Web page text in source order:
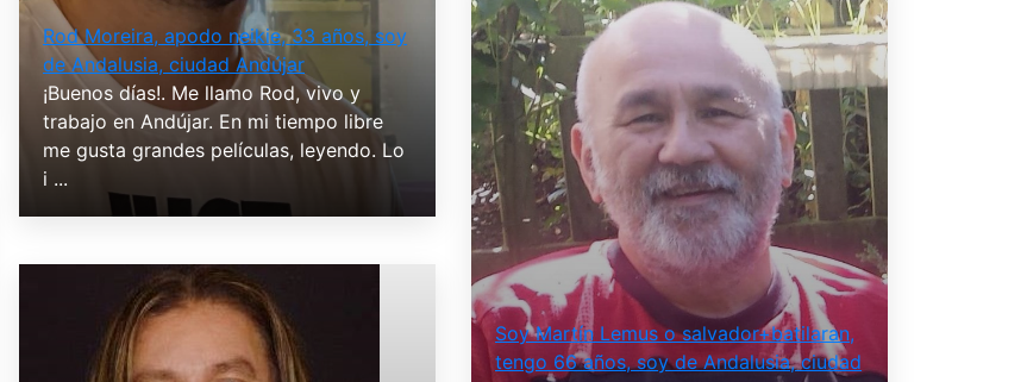
Rod Moreira, apodo neikie, 33 años, soy
de Andalusia, ciudad Andújar
¡Buenos días!. Me llamo Rod, vivo y
trabajo en Andújar. En mi tiempo libre
me gusta grandes películas, leyendo. Lo
i ...
Soy Martín Lemus o salvador+batilaran,
tengo 66 años, soy de Andalusia, ciudad